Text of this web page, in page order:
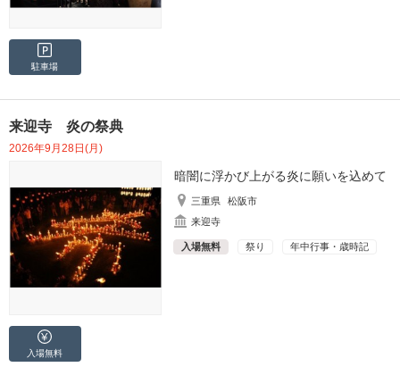
駐車場
来迎寺 炎の祭典
2026年9月28日(月)
暗闇に浮かび上がる炎に願いを込めて
三重県
松阪市
来迎寺
入場無料 祭り 年中行事・歳時記
入場無料